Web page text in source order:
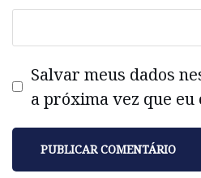
Salvar meus dados
a próxima vez que eu